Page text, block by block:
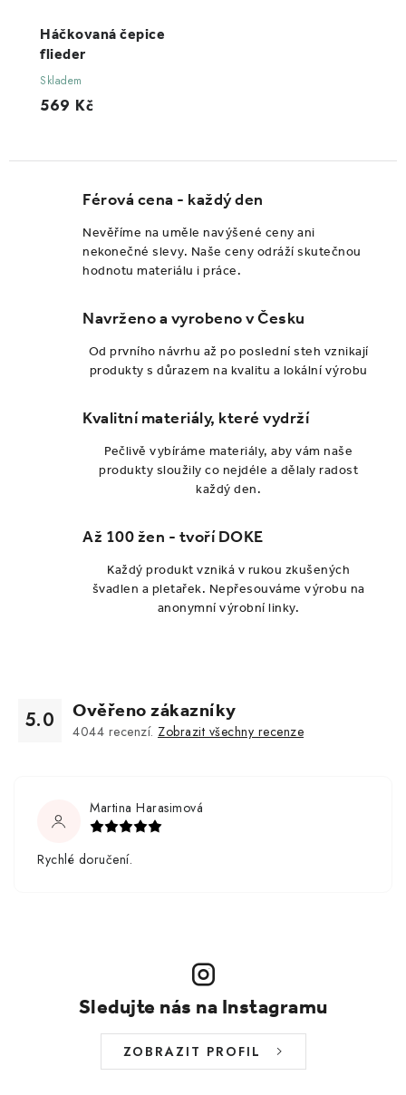
Férová cena - každý den
Nevěříme na uměle navýšené ceny ani
nekonečné slevy. Naše ceny odráží skutečnou
hodnotu materiálu i práce.
Navrženo a vyrobeno v Česku
Od prvního návrhu až po poslední steh vznikají
produkty s důrazem na kvalitu a lokální výrobu
Kvalitní materiály, které vydrží
Pečlivě vybíráme materiály, aby vám naše
produkty sloužily co nejdéle a dělaly radost
každý den.
Až 100 žen - tvoří DOKE
Každý produkt vzniká v rukou zkušených
švadlen a pletařek. Nepřesouváme výrobu na
anonymní výrobní linky.
Háčkovaná čepice
flieder
Skladem
569 Kč
5.0 Ověřeno zákazníky
4044 recenzí. Zobrazit všechny recenze
Martina Harasimová
Rychlé doručení.
Sledujte nás na Instagramu
ZOBRAZIT PROFIL